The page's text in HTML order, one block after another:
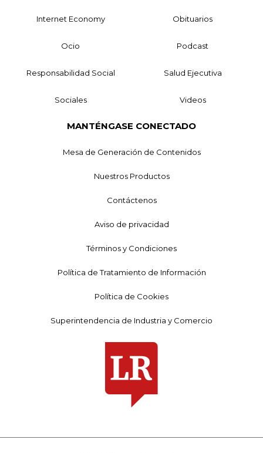
Internet Economy Obituarios
Ocio Podcast
Responsabilidad Social Salud Ejecutiva
Sociales Videos
MANTÉNGASE CONECTADO
Mesa de Generación de Contenidos
Nuestros Productos
Contáctenos
Aviso de privacidad
Términos y Condiciones
Política de Tratamiento de Información
Política de Cookies
Superintendencia de Industria y Comercio